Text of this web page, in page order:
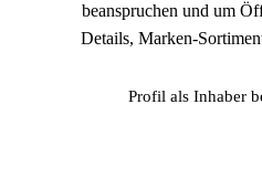
beanspruchen und um
Details, Marken-
Profil als Inhaber